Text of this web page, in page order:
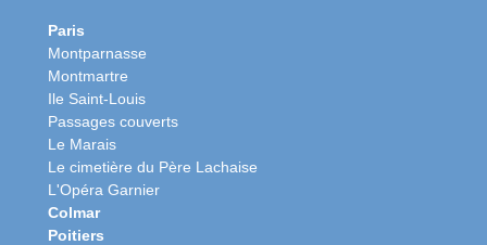
Paris
Montparnasse
Montmartre
Ile Saint-Louis
Passages couverts
Le Marais
Le cimetière du Père Lachaise
L'Opéra Garnier
Colmar
Poitiers